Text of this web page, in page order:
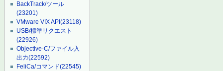
BackTrack/ツール
(23201)
VMware VIX API(23118)
USB/標準リクエスト
(22926)
Objective-C/ファイル入
出力(22592)
FeliCa/コマンド(22545)